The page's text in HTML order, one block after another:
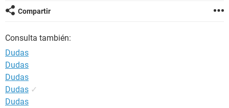
Compartir
Consulta también:
Dudas
Dudas
Dudas
Dudas ✓
Dudas